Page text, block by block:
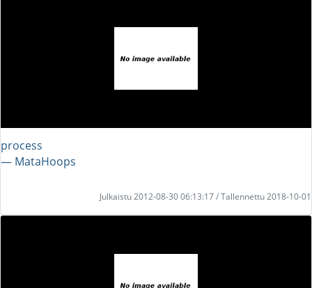
process
― MataHoops
Julkaistu 2012-08-30 06:13:17 / Tallennettu 2018-10-01